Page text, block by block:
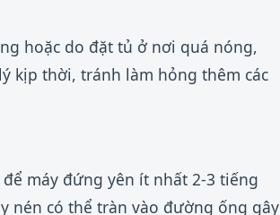
hoặc do đặt tủ ở nơi quá nóng,
kịp thời, tránh làm hỏng thêm các
máy đứng yên ít nhất 2-3 tiếng
nén có thể tràn vào đường ống gây